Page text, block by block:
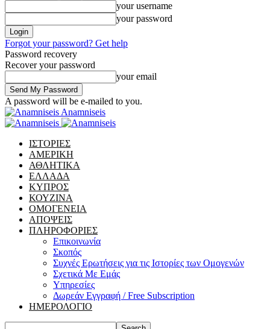
your username
your password
Forgot your password? Get help
Password recovery
Recover your password
your email
A password will be e-mailed to you.
Anamniseis
ΙΣΤΟΡΙΕΣ
ΑΜΕΡΙΚΗ
ΑΘΛΗΤΙΚΑ
ΕΛΛΑΔΑ
ΚΥΠΡΟΣ
ΚΟΥΖΙΝΑ
ΟΜΟΓΕΝΕΙΑ
ΑΠΟΨΕΙΣ
ΠΛΗΡΟΦΟΡΙΕΣ
Επικοινωνία
Σκοπός
Συχνές Ερωτήσεις για τις Ιστορίες των Ομογενών
Σχετικά Με Εμάς
Υπηρεσίες
Δωρεάν Εγγραφή / Free Subscription
ΗΜΕΡΟΛΟΓΙΟ